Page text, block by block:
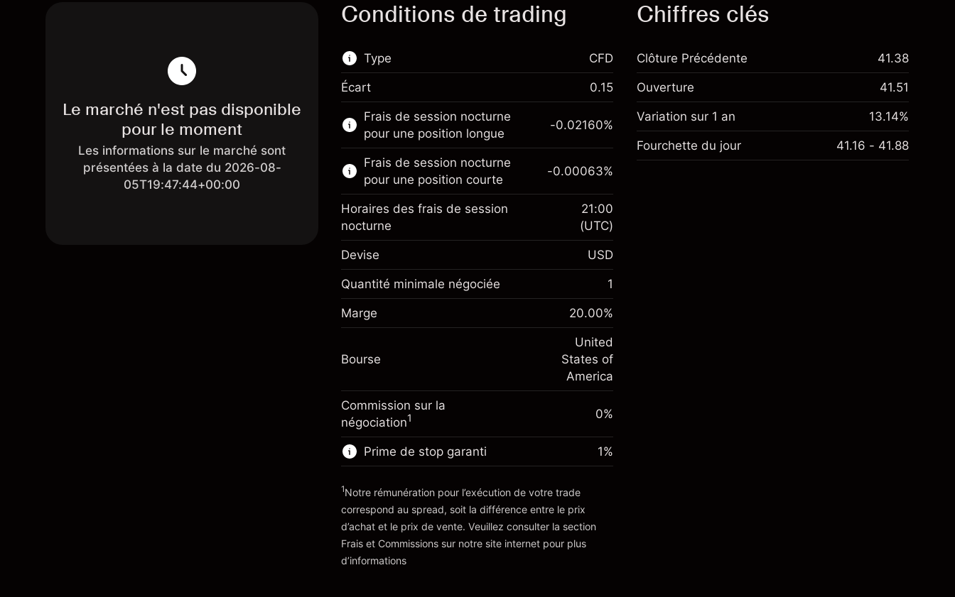
Le marché n'est pas disponible
pour le moment
Les informations sur le marché sont
présentées à la date du 2026-08-
05T19:47:44+00:00
Conditions de trading
Type
Ce marché financier est disponible pour le
trading de CFD.
En savoir plus sur :
CFD
CFD
Écart 0.15
Frais de session nocturne
pour une position longue
Marge. Votre
investissement
$1,000.00
Ajustement des fonds de
Frais sur la valeur totale de la
-0.021596
(-$1.08)
Taille de la position avec effet de levier
Valeur nominale avec effet de levier
~$4,000.00
Vers la plateforme
-0.02160%
Frais de session nocturne
pour une position courte
$1,000.00
overnight
position
-0.000626
(-$0.03)
Taille de la position avec effet de levier
~$5,000.00
Valeur nominale avec effet de levier
~$4,000.00
Vers la plateforme
-0.00063%
Horaires des frais de session
nocturne
21:00
(UTC)
Devise USD
Quantité minimale négociée 1
Marge 20.00%
Bourse
United
States of
America
Commission sur la
négociation1 0%
Prime de stop garanti
'Tarifs et Frais
1%
1Notre rémunération pour l’exécution de votre trade
correspond au spread, soit la différence entre le prix
d’achat et le prix de vente. Veuillez consulter la section
Frais et Commissions sur notre site internet pour plus
d’informations
Chiffres clés
Clôture Précédente 41.38
Ouverture 41.51
Variation sur 1 an 13.14%
Fourchette du jour 41.16 - 41.88